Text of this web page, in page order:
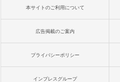
本サイトのご利用について
広告掲載のご案内
プライバシーポリシー
インプレスグループ